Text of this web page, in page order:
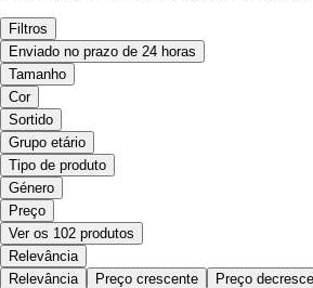
Filtros
Enviado no prazo de 24 horas
Tamanho
Cor
Sortido
Grupo etário
Tipo de produto
Género
Preço
Ver os 102 produtos
Relevância
Relevância
Preço crescente Preço